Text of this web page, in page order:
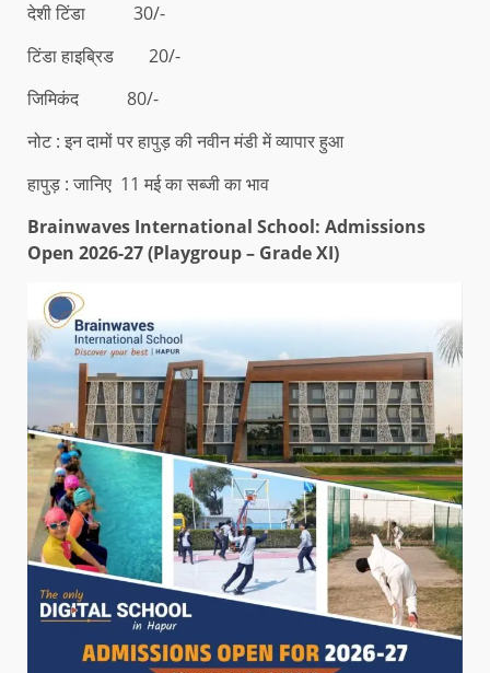
देशी टिंडा 30/-
टिंडा हाइब्रिड 20/-
जिमिकंद 80/-
नोट : इन दामों पर हापुड़ की नवीन मंडी में व्यापार हुआ
हापुड़ : जानिए 11 मई का सब्जी का भाव
Brainwaves International School: Admissions
Open 2026-27 (Playgroup – Grade XI)